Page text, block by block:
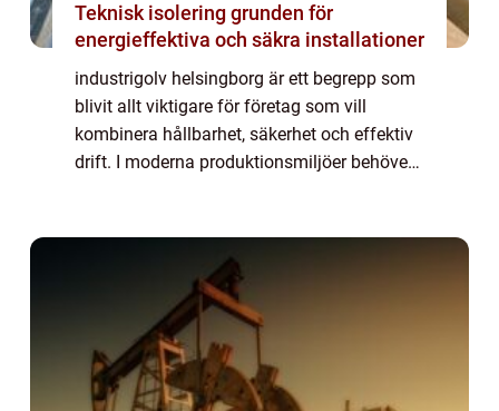
Teknisk isolering grunden för
energieffektiva och säkra installationer
industrigolv helsingborg är ett begrepp som
blivit allt viktigare för företag som vill
kombinera hållbarhet, säkerhet och effektiv
drift. I moderna produktionsmiljöer behöver